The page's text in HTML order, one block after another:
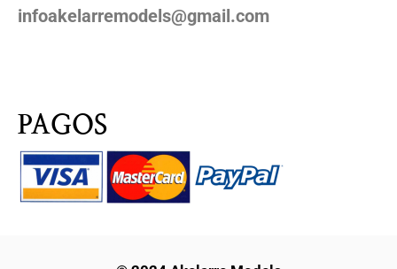
infoakelarremodels@gmail.com
PAGOS